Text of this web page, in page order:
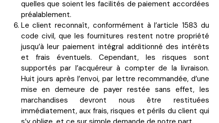
quelles que soient les facilités de paiement accordées
préalablement.
Le client reconnaît, conformément à l’article 1583 du
code civil, que les fournitures restent notre propriété
jusqu’à leur paiement intégral additionné des intérêts
et frais éventuels. Cependant, les risques sont
supportés par l’acquéreur à compter de la livraison.
Huit jours après l’envoi, par lettre recommandée, d’une
mise en demeure de payer restée sans effet, les
marchandises devront nous être restituées
immédiatement, aux frais, risques et périls du client qui